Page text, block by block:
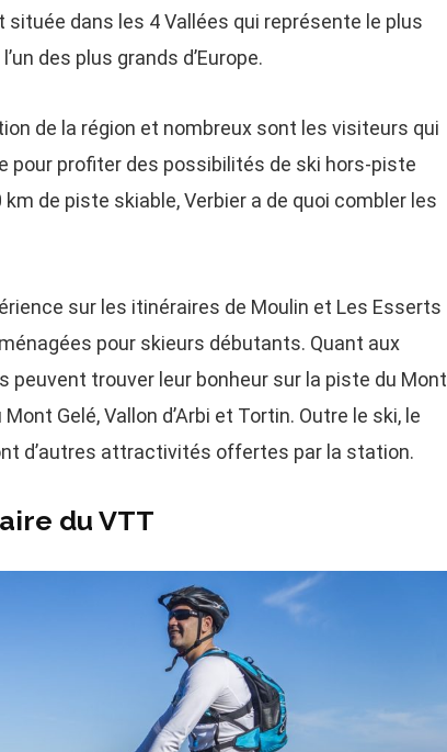
dans les 4 Vallées qui représente le plus
des plus grands d’Europe.
de la région et nombreux sont les visiteurs qui
pour profiter des possibilités de ski hors-piste
de piste skiable, Verbier a de quoi combler les
sur les itinéraires de Moulin et Les Esserts
pour skieurs débutants. Quant aux
peuvent trouver leur bonheur sur la piste du Mont
Gelé, Vallon d’Arbi et Tortin. Outre le ski, le
d’autres attractivités offertes par la station.
du VTT